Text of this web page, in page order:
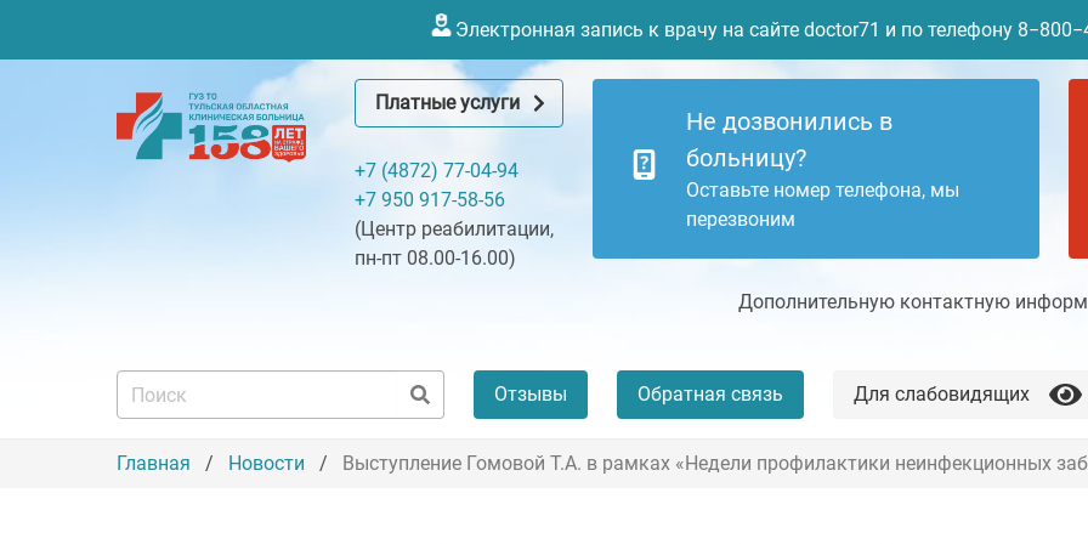
Электронная запись к врачу на сайте doctor71 и по телефону
Платные услуги
+7 (4872) 77-04-94
+7 950 917-58-56
(Центр реабилитации,
пн-пт 08.00-16.00)
Не дозвонились в
больницу?
Оставьте номер телефона, мы
перезвоним
Дополнительную контактную
Отзывы Обратная связь Для слабовидящих
Платные услуги
+7 (4872) 77-04-94
Главная Новости Выступление Гомовой Т.А. в рамках «Недели профилактики неинфекционных